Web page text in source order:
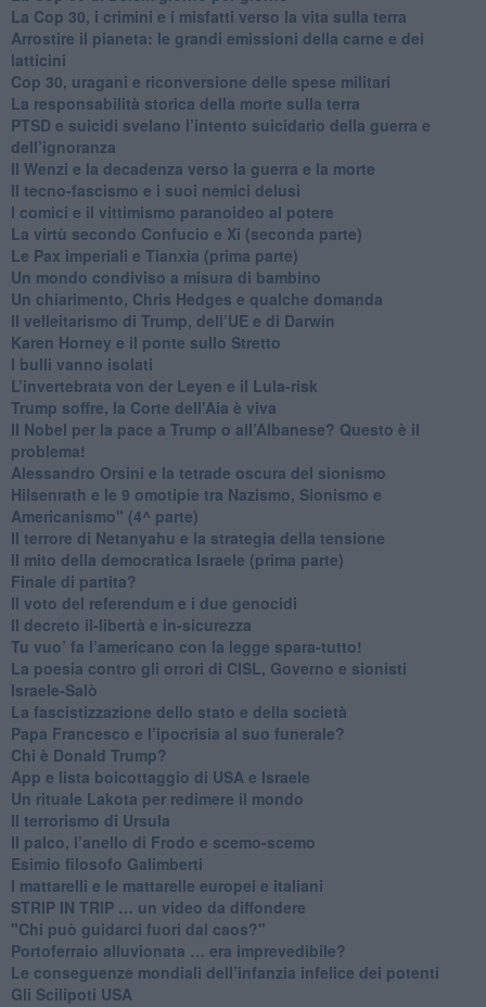
La Cop 30, i crimini e i misfatti verso la vita sulla terra
Arrostire il pianeta: le grandi emissioni della carne e dei
latticini
​Cop 30, uragani e riconversione delle spese militari
La responsabilità storica della morte sulla terra
PTSD e suicidi svelano l’intento suicidario della guerra e
dell’ignoranza
Il Wenzi e la decadenza verso la guerra e la morte
​Il tecno-fascismo e i suoi nemici delusi
​I comici e il vittimismo paranoideo al potere
​La virtù secondo Confucio e Xi (seconda parte)
Le Pax imperiali e Tianxia (prima parte)
Un mondo condiviso a misura di bambino
​Un chiarimento, Chris Hedges e qualche domanda
Il velleitarismo di Trump, dell’UE e di Darwin
​Karen Horney e il ponte sullo Stretto
​I bulli vanno isolati
L’invertebrata von der Leyen e il Lula-risk
Trump soffre, la Corte dell'Aia è viva
​Il Nobel per la pace a Trump o all’Albanese? Questo è il
problema!
​Alessandro Orsini e la tetrade oscura del sionismo
​Hilsenrath e le 9 omotipie tra Nazismo, Sionismo e
Americanismo" (4^ parte)
​Il terrore di Netanyahu e la strategia della tensione
Il mito della democratica Israele (prima parte)
​Finale di partita?
​Il voto del referendum e i due genocidi
Il decreto il-libertà e in-sicurezza
Tu vuo’ fa l’americano con la legge spara-tutto!
La poesia contro gli orrori di CISL, Governo e sionisti
Israele-Salò
​La fascistizzazione dello stato e della società
Papa Francesco e l’ipocrisia al suo funerale?
​Chi è Donald Trump?
App e lista boicottaggio di USA e Israele
​Un rituale Lakota per redimere il mondo
Il terrorismo di Ursula
​Il palco, l’anello di Frodo e scemo-scemo
Esimio filosofo Galimberti
​I mattarelli e le mattarelle europei e italiani
​STRIP IN TRIP … un video da diffondere
"Chi può guidarci fuori dal caos?"
​Portoferraio alluvionata … era imprevedibile?
Le conseguenze mondiali dell’infanzia infelice dei potenti
​Gli Scilipoti USA